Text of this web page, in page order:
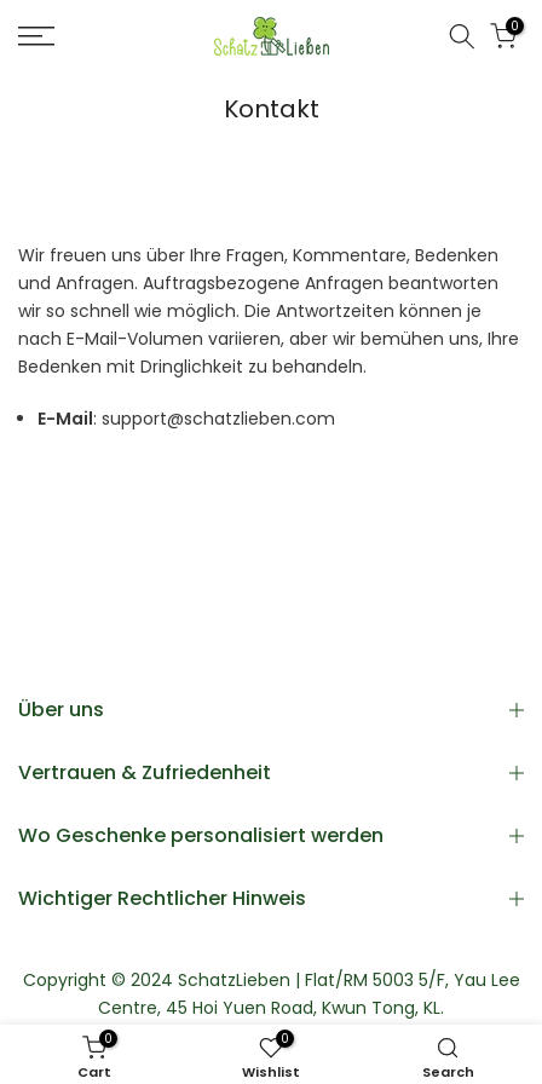
Zum
Inhalt
0
Kontakt
Wir freuen uns über Ihre Fragen, Kommentare, Bedenken
und Anfragen. Auftragsbezogene Anfragen beantworten
wir so schnell wie möglich. Die Antwortzeiten können je
nach E-Mail-Volumen variieren, aber wir bemühen uns, Ihre
Bedenken mit Dringlichkeit zu behandeln.
E-Mail: support@schatzlieben.com
Über uns
Vertrauen & Zufriedenheit
Wo Geschenke personalisiert werden
Wichtiger Rechtlicher Hinweis
Copyright © 2024 SchatzLieben | Flat/RM 5003 5/F, Yau Lee
Centre, 45 Hoi Yuen Road, Kwun Tong, KL.
0
Cart
0
Wishlist Search